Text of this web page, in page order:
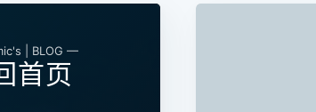
| BLOG —
首页